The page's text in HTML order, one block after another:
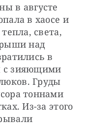
в августе
в хаосе и
света,
над
в
с зияющими
Груды
тоннами
Из-за этого